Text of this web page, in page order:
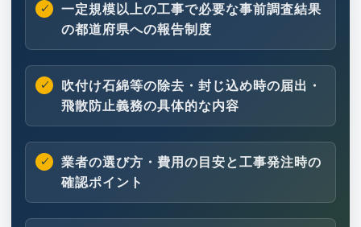
一定規模以上の工事で必要な事前調査結果
の都道府県への報告制度
吹付け石綿等の除去・封じ込め時の届出・
飛散防止義務の具体的な内容
業者の選び方・費用の目安と工事発注時の
確認ポイント